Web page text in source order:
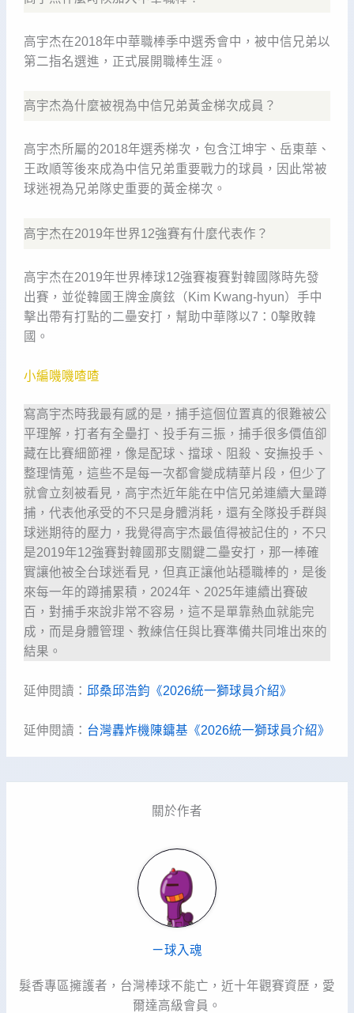
高宇杰在2018年中華職棒季中選秀會中，被中信兄弟以
第二指名選進，正式展開職棒生涯。
高宇杰為什麼被視為中信兄弟黃金梯次成員？
高宇杰所屬的2018年選秀梯次，包含江坤宇、岳東華、
王政順等後來成為中信兄弟重要戰力的球員，因此常被
球迷視為兄弟隊史重要的黃金梯次。
高宇杰在2019年世界12強賽有什麼代表作？
高宇杰在2019年世界棒球12強賽複賽對韓國隊時先發
出賽，並從韓國王牌金廣鉉（Kim Kwang-hyun）手中
擊出帶有打點的二壘安打，幫助中華隊以7：0擊敗韓
國。
小編嘰嘰喳喳
寫高宇杰時我最有感的是，捕手這個位置真的很難被公
平理解，打者有全壘打、投手有三振，捕手很多價值卻
藏在比賽細節裡，像是配球、擋球、阻殺、安撫投手、
整理情蒐，這些不是每一次都會變成精華片段，但少了
就會立刻被看見，高宇杰近年能在中信兄弟連續大量蹲
捕，代表他承受的不只是身體消耗，還有全隊投手群與
球迷期待的壓力，我覺得高宇杰最值得被記住的，不只
是2019年12強賽對韓國那支關鍵二壘安打，那一棒確
實讓他被全台球迷看見，但真正讓他站穩職棒的，是後
來每一年的蹲捕累積，2024年、2025年連續出賽破
百，對捕手來說非常不容易，這不是單靠熱血就能完
成，而是身體管理、教練信任與比賽準備共同堆出來的
結果。
延伸閱讀： 邱桑邱浩鈞《2026統一獅球員介紹》
延伸閱讀： 台灣轟炸機陳鏞基《2026統一獅球員介紹》
關於作者
ㄧ球入魂
髮香專區擁護者，台灣棒球不能亡，近十年觀賽資歷，愛
爾達高級會員。